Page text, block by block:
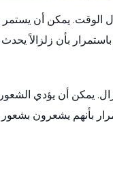
الوقت. يمكن أن يستمر
بأن زلزالاً
أن يؤدي الشعور
بأنهم يشعرون بشعور